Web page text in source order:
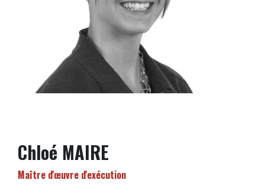
Chloé MAIRE
Maître d'œuvre d'exécution